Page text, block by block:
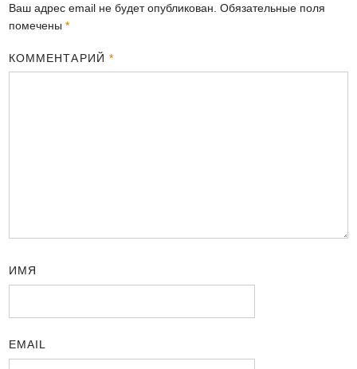
Ваш адрес email не будет опубликован. Обязательные поля
помечены*
КОММЕНТАРИЙ *
ИМЯ
EMAIL